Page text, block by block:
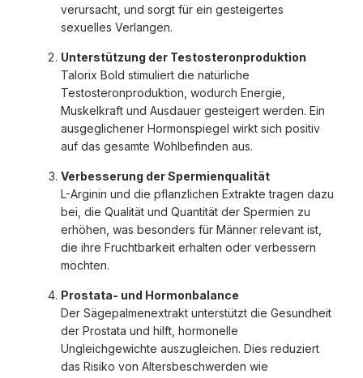
verursacht, und sorgt für ein gesteigertes
sexuelles Verlangen.
Unterstützung der Testosteronproduktion
Talorix Bold stimuliert die natürliche
Testosteronproduktion, wodurch Energie,
Muskelkraft und Ausdauer gesteigert werden. Ein
ausgeglichener Hormonspiegel wirkt sich positiv
auf das gesamte Wohlbefinden aus.
Verbesserung der Spermienqualität
L-Arginin und die pflanzlichen Extrakte tragen dazu
bei, die Qualität und Quantität der Spermien zu
erhöhen, was besonders für Männer relevant ist,
die ihre Fruchtbarkeit erhalten oder verbessern
möchten.
Prostata- und Hormonbalance
Der Sägepalmenextrakt unterstützt die Gesundheit
der Prostata und hilft, hormonelle
Ungleichgewichte auszugleichen. Dies reduziert
das Risiko von Altersbeschwerden wie